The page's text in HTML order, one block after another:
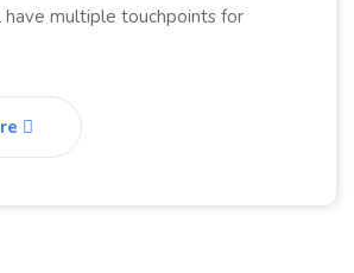
multiple touchpoints for